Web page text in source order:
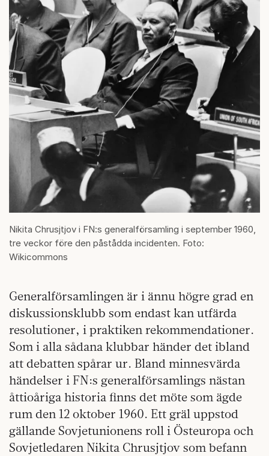
Nikita Chrusjtjov i FN:s generalförsamling i september 1960,
tre veckor före den påstådda incidenten. Foto:
Wikicommons
Generalförsamlingen är i ännu högre grad en
diskussionsklubb som endast kan utfärda
resolutioner, i praktiken rekommendationer.
Som i alla sådana klubbar händer det ibland
att debatten spårar ur. Bland minnesvärda
händelser i FN:s generalförsamlings nästan
åttioåriga historia finns det möte som ägde
rum den 12 oktober 1960. Ett gräl uppstod
gällande Sovjetunionens roll i Östeuropa och
Sovjetledaren Nikita Chrusjtjov som befann